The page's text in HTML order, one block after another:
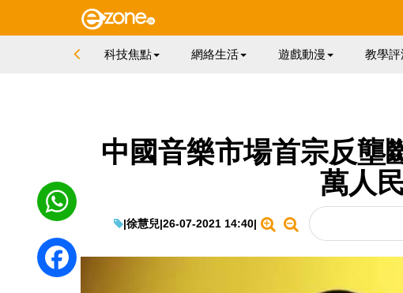
科技焦點 網絡生活 遊戲動漫 教學評
中國音樂市場首宗反壟
萬人
|徐慧兒|26-07-2021 14:40|
WhatsApp